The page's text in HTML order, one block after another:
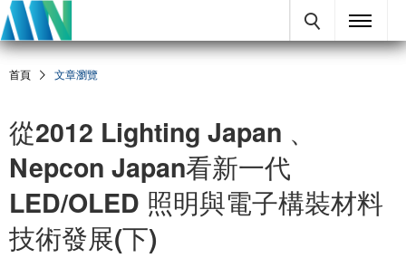
首頁 文章瀏覽
從2012 Lighting Japan 、
Nepcon Japan看新一代
LED/OLED 照明與電子構裝材料
技術發展(下)